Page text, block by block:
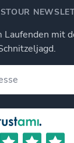
Laufenden mit